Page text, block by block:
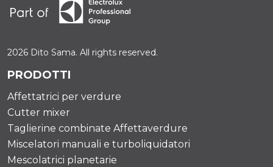
2026 Dito Sama. All rights reserved.
PRODOTTI
Affettatrici per verdure
Cutter mixer
Taglierine combinate Affettaverdure
Miscelatori manuali e turboliquidatori
Mescolatrici planetarie